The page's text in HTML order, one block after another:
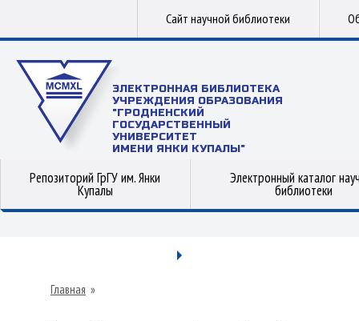
Сайт научной библиотеки
ЭЛЕКТРОННАЯ БИБЛИОТЕКА
УЧРЕЖДЕНИЯ ОБРАЗОВАНИЯ
"ГРОДНЕНСКИЙ
ГОСУДАРСТВЕННЫЙ
УНИВЕРСИТЕТ
ИМЕНИ ЯНКИ КУПАЛЫ"
Репозиторий ГрГУ им. Янки
Купалы
Электронный каталог
библиотеки
Главная »